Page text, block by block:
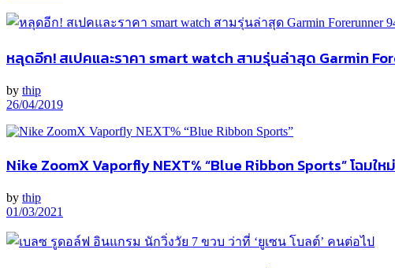
หลุดอีก! สเปคและราคา smart watch สามรุ่นล่าสุด Garmin
by thip
26/04/2019
Nike ZoomX Vaporfly NEXT% “Blue Ribbon Sports” โฉมใหม่
by thip
01/03/2021